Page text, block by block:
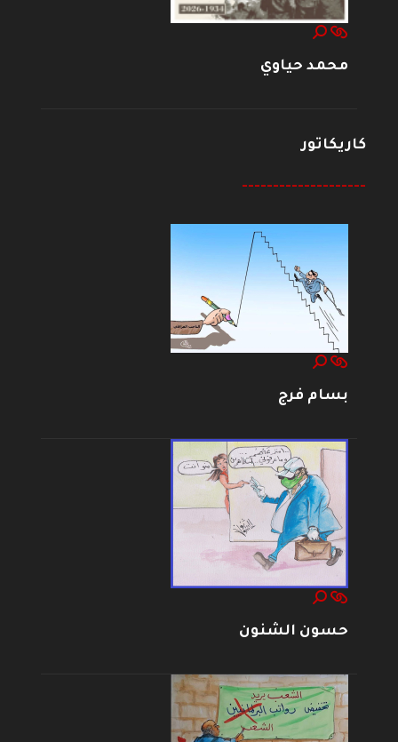
محمد حياوي
كاريكاتور
--------------------
بسام فرج
حسون الشنون